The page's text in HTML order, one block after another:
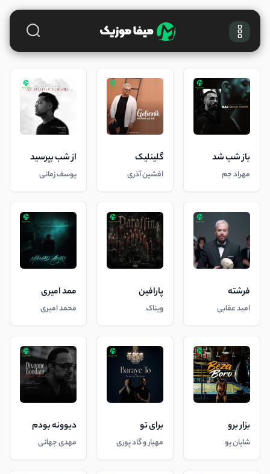
باز شب شد
مهراد جم
گلینلیک
افشین آذری
از شب بپرسید
یوسف زمانی
فرشته
امید عقابی
پارافین
ویناک
ممد امیری
محمد امیری
بزار برو
شایان یو
برای تو
مهیار و گاد پوری
دیوونه بودم
مهدی جهانی